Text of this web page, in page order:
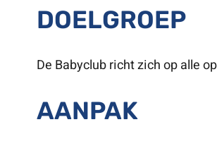
DOELGROEP
De Babyclub richt zich op alle
AANPAK